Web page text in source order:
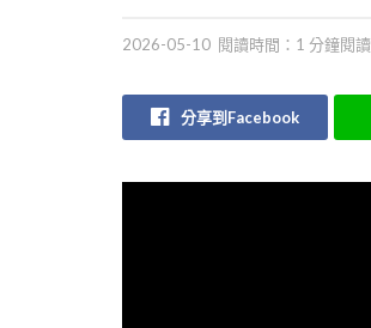
2026-05-10 閱讀時間：1 分鐘閱讀
分享到Facebook